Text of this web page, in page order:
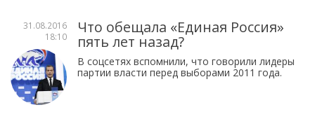
31.08.2016
18:10
Что обещала «Единая Россия»
пять лет назад?
В соцсетях вспомнили, что говорили лидеры
партии власти перед выборами 2011 года.